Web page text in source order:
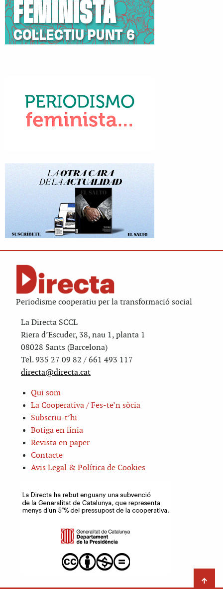
Periodisme cooperatiu per la transformació social
La Directa SCCL
Riera d’Escuder, 38, nau 1, planta 1
08028 Sants (Barcelona)
Tel. 935 27 09 82 / 661 493 117
directa@directa.cat
Qui som
La Cooperativa / Fes-te’n sòcia
Subscriu-t’hi
Botiga en línia
Revista en paper
Contacte
Avis Legal & Política de Cookies